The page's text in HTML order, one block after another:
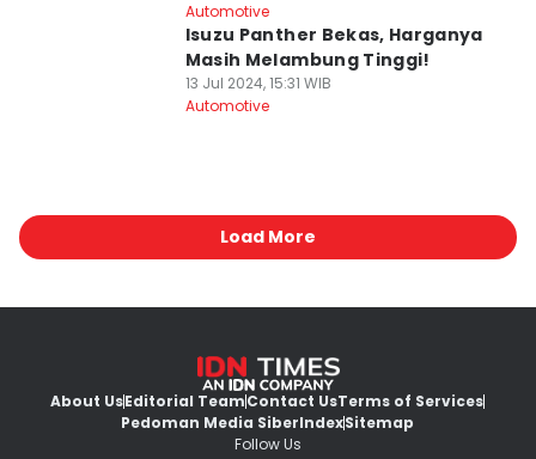
Automotive
Isuzu Panther Bekas, Harganya
Masih Melambung Tinggi!
13 Jul 2024, 15:31 WIB
Automotive
Load More
About UsEditorial TeamContact UsTerms of Services
Pedoman Media SiberIndexSitemap
Follow Us